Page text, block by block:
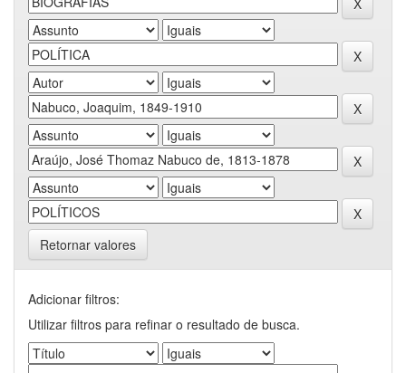
Retornar valores
Adicionar filtros:
Utilizar filtros para refinar o resultado de busca.